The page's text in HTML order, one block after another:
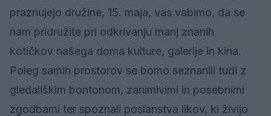
praznujejo družine, 15. maja, vas vabimo, da se
nam pridružite pri odkrivanju manj znanih
kotičkov našega doma kulture, galerije in kina.
Poleg samih prostorov se bomo seznanili tudi z
gledališkim bontonom, zanimivimi in posebnimi
zgodbami ter spoznali poslanstva likov, ki živijo